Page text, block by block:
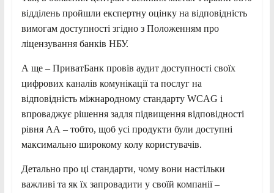
відділень пройшли експертну оцінку на відповідність
вимогам доступності згідно з Положенням про
ліцензування банків НБУ.
А ще – ПриватБанк провів аудит доступності своїх
цифрових каналів комунікації та послуг на
відповідність міжнародному стандарту WCAG і
впроваджує рішення задля підвищення відповідності
рівня АА – тобто, щоб усі продукти були доступні
максимально широкому колу користувачів.
Детально про ці стандарти, чому вони настільки
важливі та як їх запровадити у своїй компанії –